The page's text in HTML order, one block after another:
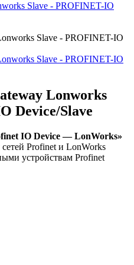
Slave - PROFINET-IO
Lonworks
Device/Slave
IO Device — LonWorks»
Profinet и LonWorks
устройствам Profinet